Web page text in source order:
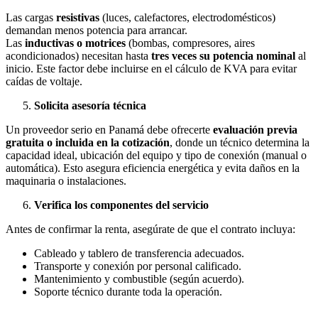
Las cargas resistivas (luces, calefactores, electrodomésticos)
demandan menos potencia para arrancar.
Las inductivas o motrices (bombas, compresores, aires
acondicionados) necesitan hasta tres veces su potencia nominal al
inicio. Este factor debe incluirse en el cálculo de KVA para evitar
caídas de voltaje.
Solicita asesoría técnica
Un proveedor serio en Panamá debe ofrecerte evaluación previa
gratuita o incluida en la cotización, donde un técnico determina la
capacidad ideal, ubicación del equipo y tipo de conexión (manual o
automática). Esto asegura eficiencia energética y evita daños en la
maquinaria o instalaciones.
Verifica los componentes del servicio
Antes de confirmar la renta, asegúrate de que el contrato incluya:
Cableado y tablero de transferencia adecuados.
Transporte y conexión por personal calificado.
Mantenimiento y combustible (según acuerdo).
Soporte técnico durante toda la operación.